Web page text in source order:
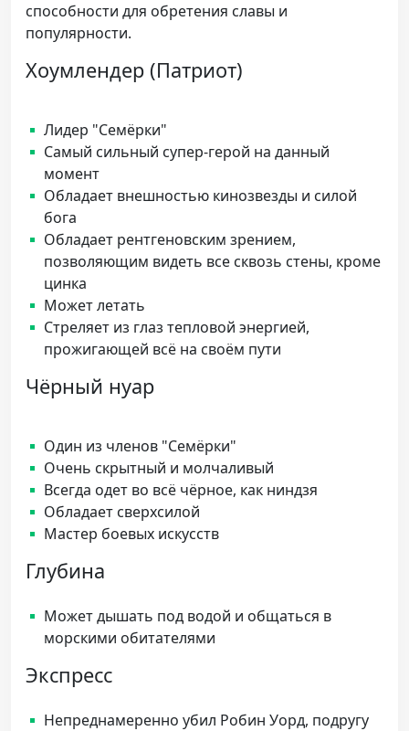
способности для обретения славы и
популярности.
Хоумлендер (Патриот)
Лидер "Семёрки"
Самый сильный супер-герой на данный
момент
Обладает внешностью кинозвезды и силой
бога
Обладает рентгеновским зрением,
позволяющим видеть все сквозь стены, кроме
цинка
Может летать
Стреляет из глаз тепловой энергией,
прожигающей всё на своём пути
Чёрный нуар
Один из членов "Семёрки"
Очень скрытный и молчаливый
Всегда одет во всё чёрное, как ниндзя
Обладает сверхсилой
Мастер боевых искусств
Глубина
Может дышать под водой и общаться в
морскими обитателями
Экспресс
Непреднамеренно убил Робин Уорд, подругу